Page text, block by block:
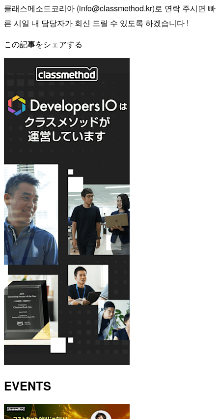
클래스메소드코리아 (info@classmethod.kr)로 연락 주시면 빠
른 시일 내 담당자가 회신 드릴 수 있도록 하겠습니다 !
この記事をシェアする
EVENTS